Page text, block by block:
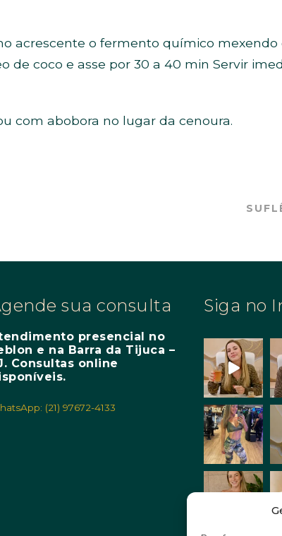
acrescente o fermento químico mexendo
de coco e asse por 30 a 40 min Servir
com abobora no lugar da cenoura.
sua consulta
presencial no
e na Barra da Tijuca –
Consultas online
(21) 97672-4133
Siga no